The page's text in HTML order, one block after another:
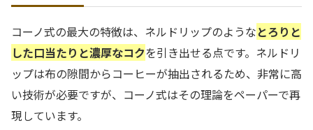
コーノ式の最大の特徴は、ネルドリップのようなとろりと
した口当たりと濃厚なコクを引き出せる点です。ネルドリ
ップは布の隙間からコーヒーが抽出されるため、非常に高
い技術が必要ですが、コーノ式はその理論をペーパーで再
現しています。